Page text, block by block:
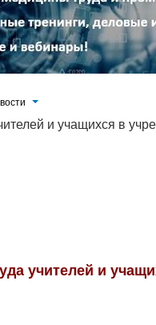
и учащихся в
учителей и